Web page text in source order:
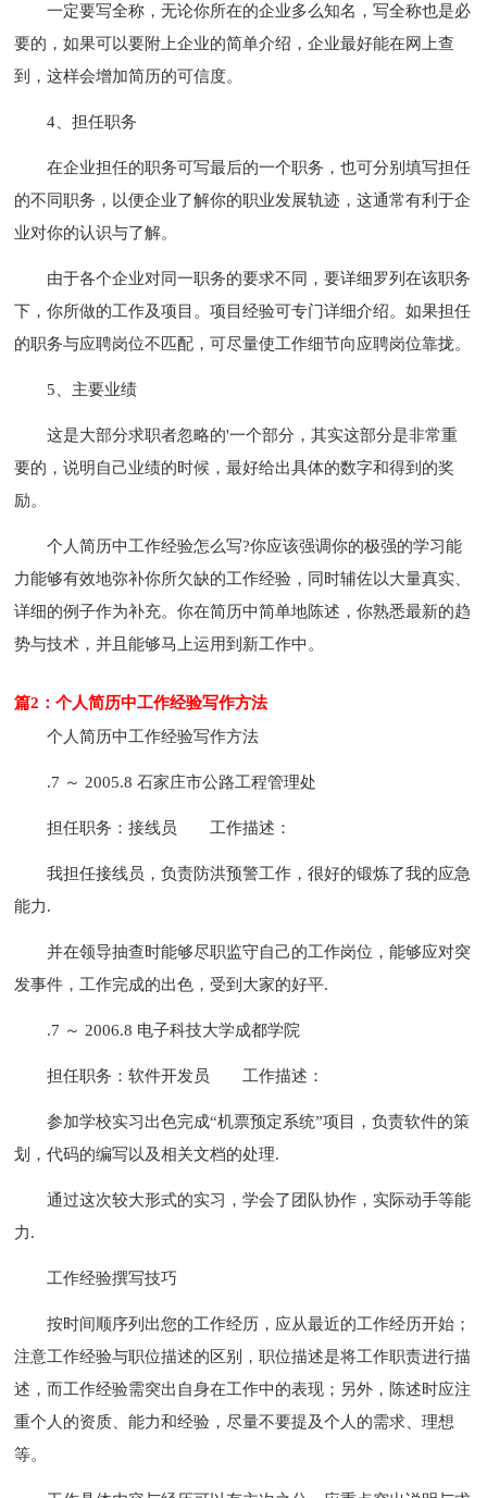
一定要写全称，无论你所在的企业多么知名，写全称也是必
要的，如果可以要附上企业的简单介绍，企业最好能在网上查
到，这样会增加简历的可信度。
4、担任职务
在企业担任的职务可写最后的一个职务，也可分别填写担任
的不同职务，以便企业了解你的职业发展轨迹，这通常有利于企
业对你的认识与了解。
由于各个企业对同一职务的要求不同，要详细罗列在该职务
下，你所做的工作及项目。项目经验可专门详细介绍。如果担任
的职务与应聘岗位不匹配，可尽量使工作细节向应聘岗位靠拢。
5、主要业绩
这是大部分求职者忽略的'一个部分，其实这部分是非常重
要的，说明自己业绩的时候，最好给出具体的数字和得到的奖
励。
个人简历中工作经验怎么写?你应该强调你的极强的学习能
力能够有效地弥补你所欠缺的工作经验，同时辅佐以大量真实、
详细的例子作为补充。你在简历中简单地陈述，你熟悉最新的趋
势与技术，并且能够马上运用到新工作中。
篇2：个人简历中工作经验写作方法
个人简历中工作经验写作方法
.7 ～ 2005.8 石家庄市公路工程管理处
担任职务：接线员 工作描述：
我担任接线员，负责防洪预警工作，很好的锻炼了我的应急
能力.
并在领导抽查时能够尽职监守自己的工作岗位，能够应对突
发事件，工作完成的出色，受到大家的好平.
.7 ～ 2006.8 电子科技大学成都学院
担任职务：软件开发员 工作描述：
参加学校实习出色完成“机票预定系统”项目，负责软件的策
划，代码的编写以及相关文档的处理.
通过这次较大形式的实习，学会了团队协作，实际动手等能
力.
工作经验撰写技巧
按时间顺序列出您的工作经历，应从最近的工作经历开始；
注意工作经验与职位描述的区别，职位描述是将工作职责进行描
述，而工作经验需突出自身在工作中的表现；另外，陈述时应注
重个人的资质、能力和经验，尽量不要提及个人的需求、理想
等。